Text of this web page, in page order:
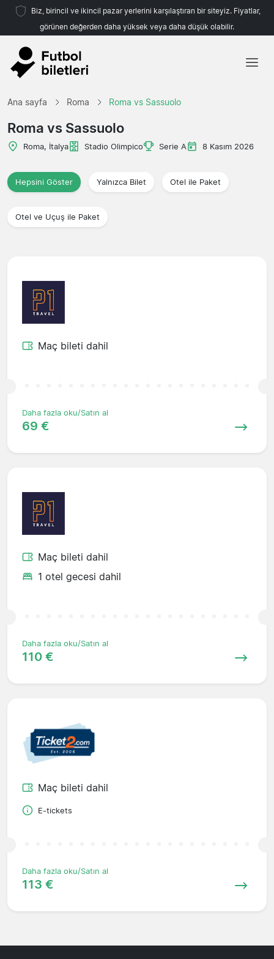
Biz, birincil ve ikincil pazar yerlerini karşılaştıran bir siteyiz. Fiyatlar,
görünen değerden daha yüksek veya daha düşük olabilir.
Ana sayfa Roma Roma vs Sassuolo
Roma vs Sassuolo
Roma, İtalya Stadio Olimpico Serie A 8 Kasım 2026
Hepsini Göster Yalnızca Bilet Otel ile Paket
Otel ve Uçuş ile Paket
Maç bileti dahil
Daha fazla oku/Satın al
69 €
Maç bileti dahil
1 otel gecesi dahil
Daha fazla oku/Satın al
110 €
Maç bileti dahil
E-tickets
Daha fazla oku/Satın al
113 €